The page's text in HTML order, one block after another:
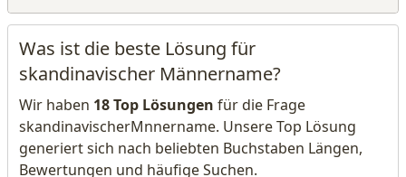
Was ist die beste Lösung für
skandinavischer Männername?
Wir haben 18 Top Lösungen für die Frage
skandinavischerMnnername. Unsere Top Lösung
generiert sich nach beliebten Buchstaben Längen,
Bewertungen und häufige Suchen.